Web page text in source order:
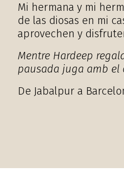
Mi hermana y mi
de las diosas en mi
aprovechen y
Mentre Hardeep
pausada juga amb el
De Jabalpur a